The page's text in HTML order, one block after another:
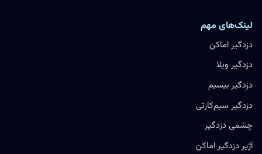
لینک‌های مهم
دزدگیر اماکن
دزدگیر ویلا
دزدگیر بیسیم
دزدگیر سیم‌کارتی
چشمی دزدگیر
آژیر دزدگیر اماکن